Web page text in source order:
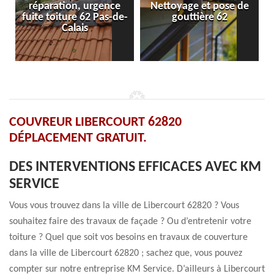
Nettoyage et pose de
gouttière 62
Pose et réparation de
velux 62
COUVREUR LIBERCOURT 62820
DÉPLACEMENT GRATUIT.
DES INTERVENTIONS EFFICACES AVEC KM
SERVICE
Vous vous trouvez dans la ville de Libercourt 62820 ? Vous
souhaitez faire des travaux de façade ? Ou d’entretenir votre
toiture ? Quel que soit vos besoins en travaux de couverture
dans la ville de Libercourt 62820 ; sachez que, vous pouvez
compter sur notre entreprise KM Service. D’ailleurs à Libercourt